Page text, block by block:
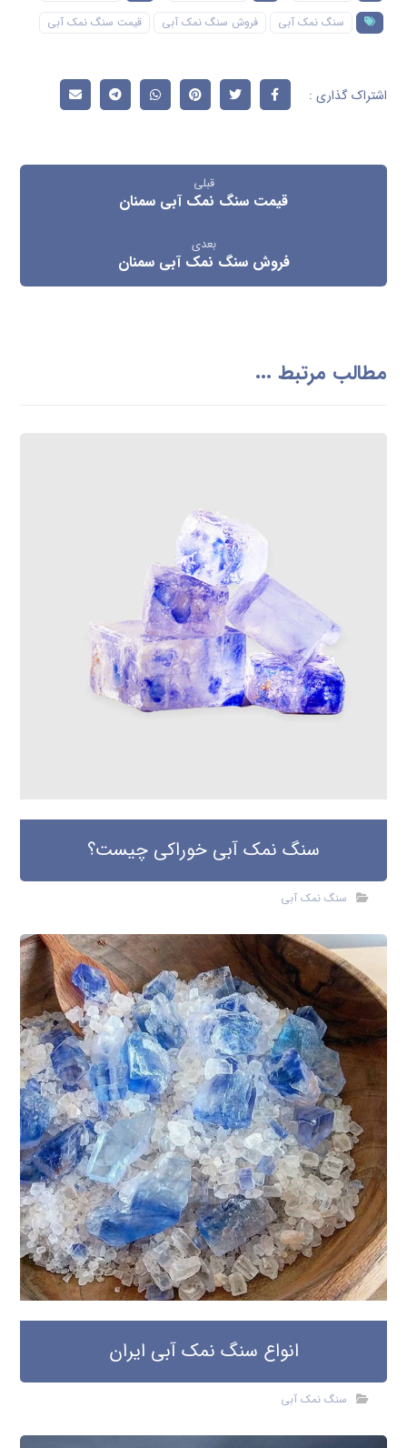
سنگ نمک آبی فروش سنگ نمک آبی قیمت سنگ نمک آبی
قبلی
قیمت سنگ نمک آبی سمنان
بعدی
فروش سنگ نمک آبی سمنان
مطالب مرتبط ...
سنگ نمک آبی خوراکی چیست؟
سنگ نمک آبی
انواع سنگ نمک آبی ایران
سنگ نمک آبی